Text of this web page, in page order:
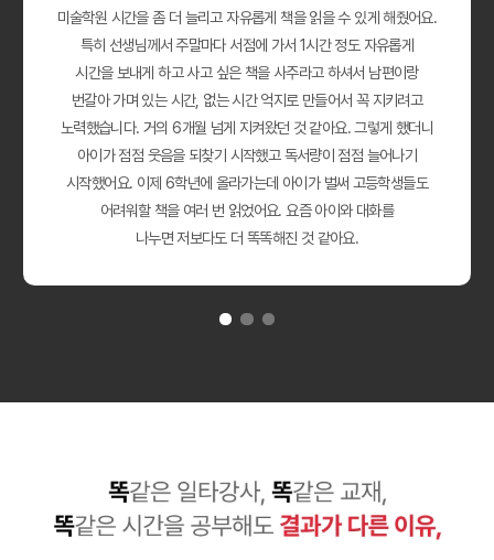
미술학원 시간을 좀 더 늘리고 자유롭게 책을 읽을 수 있게 해줬어요.
특히 선생님께서 주말마다 서점에 가서 1시간 정도 자유롭게
시간을 보내게 하고 사고 싶은 책을 사주라고 하셔서 남편이랑
번갈아 가며 있는 시간, 없는 시간 억지로 만들어서 꼭 지키려고
노력했습니다. 거의 6개월 넘게 지켜왔던 것 같아요. 그렇게 했더니
아이가 점점 웃음을 되찾기 시작했고 독서량이 점점 늘어나기
시작했어요. 이제 6학년에 올라가는데 아이가 벌써 고등학생들도
어려워할 책을 여러 번 읽었어요. 요즘 아이와 대화를
나누면 저보다도 더 똑똑해진 것 같아요.